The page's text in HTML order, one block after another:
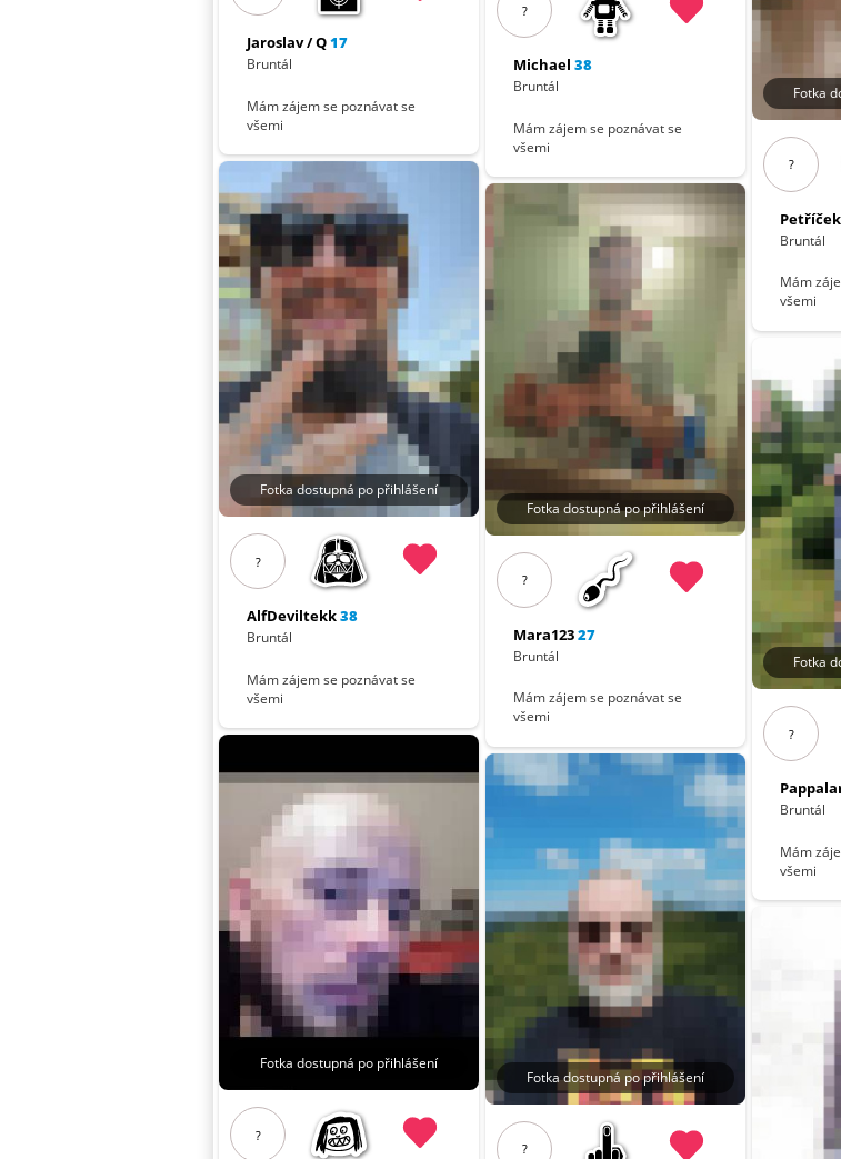
Jaroslav / Q17
Bruntál
Mám zájem se poznávat se
všemi
Fotka dostupná po přihlášení
?
AlfDeviltekk38
Bruntál
Mám zájem se poznávat se
všemi
Fotka dostupná po přihlášení
?
?
Michael 38
Bruntál
Mám zájem se poznávat se
všemi
Fotka dostupná po přihlášení
?
Mara12327
Bruntál
Mám zájem se poznávat se
všemi
Fotka dostupná po přihlášení
?
Fotka
?
Petříček
Bruntál
Mám
všemi
Fotka
?
Bruntál
Mám
všemi